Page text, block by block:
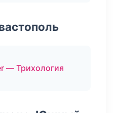
— Трихология